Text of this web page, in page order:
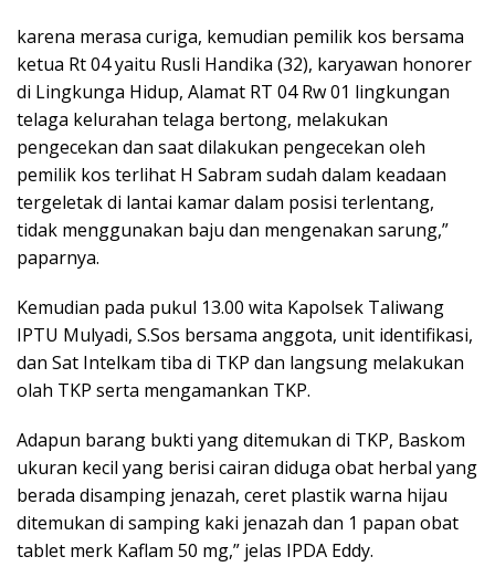
karena merasa curiga, kemudian pemilik kos bersama
ketua Rt 04 yaitu Rusli Handika (32), karyawan honorer
di Lingkunga Hidup, Alamat RT 04 Rw 01 lingkungan
telaga kelurahan telaga bertong, melakukan
pengecekan dan saat dilakukan pengecekan oleh
pemilik kos terlihat H Sabram sudah dalam keadaan
tergeletak di lantai kamar dalam posisi terlentang,
tidak menggunakan baju dan mengenakan sarung,”
paparnya.
Kemudian pada pukul 13.00 wita Kapolsek Taliwang
IPTU Mulyadi, S.Sos bersama anggota, unit identifikasi,
dan Sat Intelkam tiba di TKP dan langsung melakukan
olah TKP serta mengamankan TKP.
Adapun barang bukti yang ditemukan di TKP, Baskom
ukuran kecil yang berisi cairan diduga obat herbal yang
berada disamping jenazah, ceret plastik warna hijau
ditemukan di samping kaki jenazah dan 1 papan obat
tablet merk Kaflam 50 mg,” jelas IPDA Eddy.